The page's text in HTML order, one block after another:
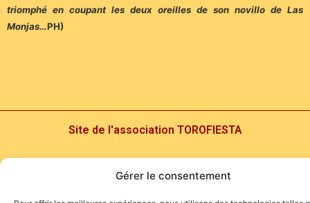
Gérer le consentement
triomphé en coupant les deux oreilles de son novillo de Las
Monjas…PH)
Site de l'association TOROFIESTA